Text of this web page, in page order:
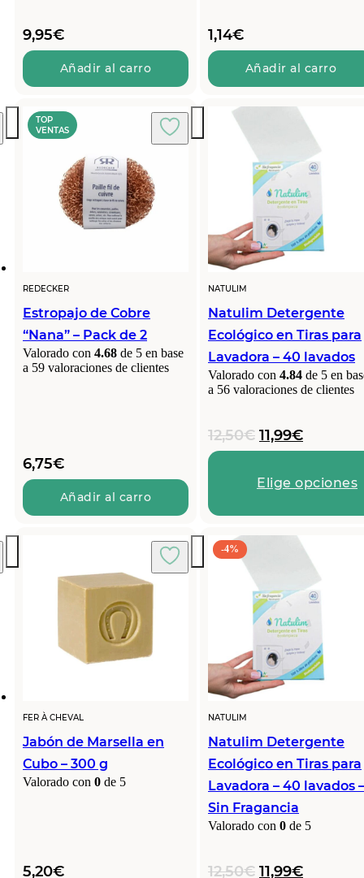
9,95€
Añadir al carro
1,14€
Añadir al carro
TOP
VENTAS
REDECKER
Estropajo de Cobre
“Nana” – Pack de 2
Valorado con 4.68 de 5 en base
a 59 valoraciones de clientes
6,75€
Añadir al carro
NATULIM
Natulim Detergente
Ecológico en Tiras para
Lavadora – 40 lavados
Valorado con 4.84 de 5 en
a 56 valoraciones de clientes
12,50€ El
precio
era:
11,99€El
precio
es:
Elige opciones
FER À CHEVAL
Jabón de Marsella en
Cubo – 300 g
Valorado con 0 de 5
5,20€
-4%
NATULIM
Natulim Detergente
Ecológico en Tiras para
Lavadora – 40 lavados –
Sin Fragancia
Valorado con 0 de 5
12,50€ El
11,99€El